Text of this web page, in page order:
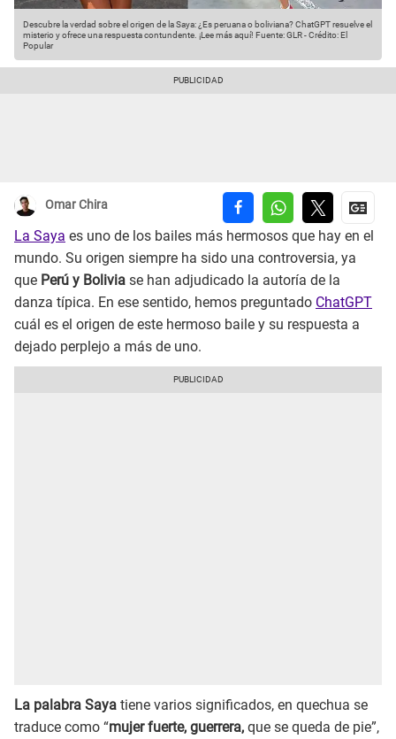
Descubre la verdad sobre el origen de la Saya: ¿Es peruana o boliviana? ChatGPT resuelve el
misterio y ofrece una respuesta contundente. ¡Lee más aquí! Fuente: GLR-Crédito: El
Popular
Omar Chira
La Saya es uno de los bailes más hermosos que hay en el
mundo. Su origen siempre ha sido una controversia, ya
que Perú y Bolivia se han adjudicado la autoría de la
danza típica. En ese sentido, hemos preguntado ChatGPT
cuál es el origen de este hermoso baile y su respuesta a
dejado perplejo a más de uno.
La palabra Saya tiene varios significados, en quechua se
traduce como “mujer fuerte, guerrera, que se queda de pie”,